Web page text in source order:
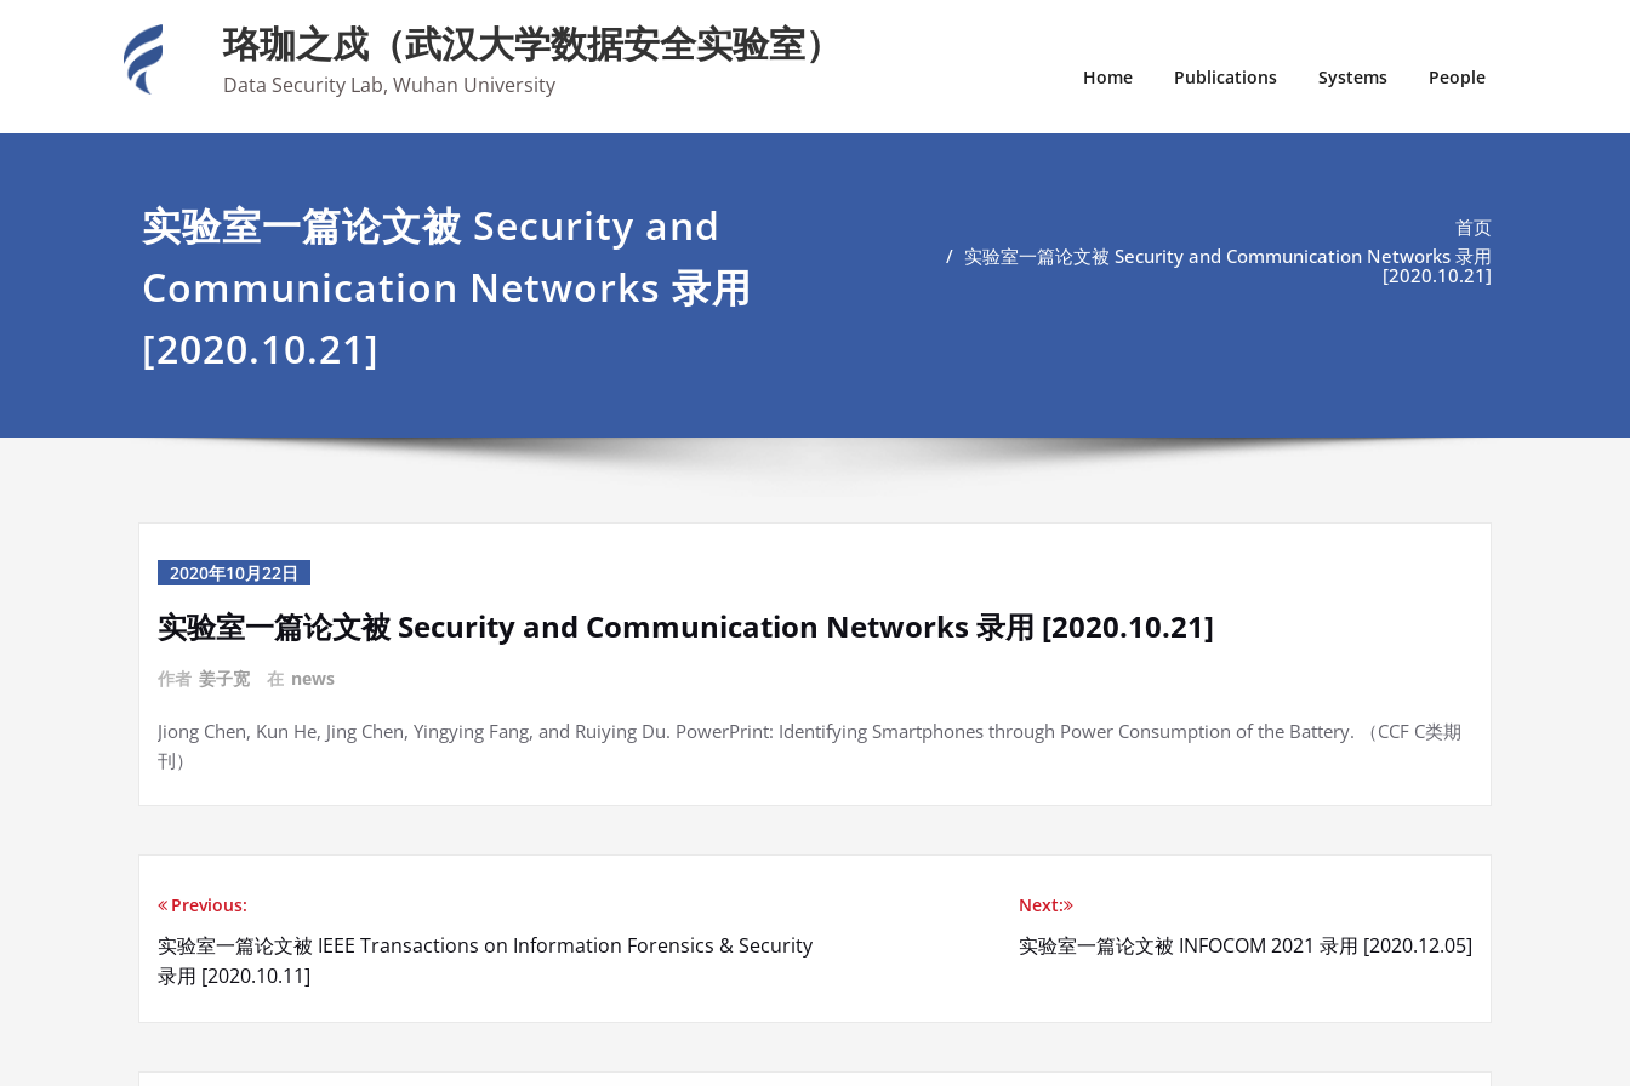
珞珈之戍（武汉大学数据安全实验室）
Data Security Lab, Wuhan University Home Publications Systems People
实验室一篇论文被 Security and
Communication Networks 录用
[2020.10.21]
首页
实验室一篇论文被 Security and Communication Networks 录用
[2020.10.21]
2020年10月22日
实验室一篇论文被 Security and Communication Networks 录用 [2020.10.21]
作者 姜子宽 在 news
Jiong Chen, Kun He, Jing Chen, Yingying Fang, and Ruiying Du. PowerPrint: Identifying Smartphones through Power Consumption of the Battery. （CCF C类期
刊）
文
章
Previous:
实验室一篇论文被 IEEE Transactions on Information Forensics & Security
录用 [2020.10.11]
Next:
实验室一篇论文被 INFOCOM 2021 录用 [2020.12.05]